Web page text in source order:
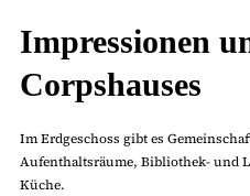
Impressionen
Corpshauses
Im Erdgeschoss gibt es
Aufenthaltsräume, Bibliothek- und
Küche.